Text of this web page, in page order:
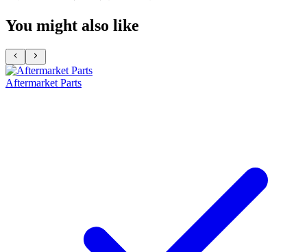
You might also like
Aftermarket Parts